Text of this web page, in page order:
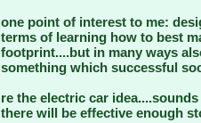
one point of interest to me:
terms of learning how to best
footprint....but in many ways
something which successful
re the electric car
there will be effective enough